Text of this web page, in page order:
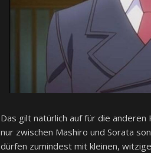
Das gilt natürlich auf für die
nur zwischen Mashiro und Sorata
dürfen zumindest mit kleinen,